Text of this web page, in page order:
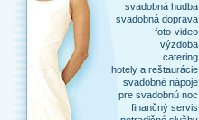
svadobná hudba
svadobná doprava
foto-video
výzdoba
catering
hotely a reštaurácie
svadobné nápoje
pre svadobnú noc
finančný servis